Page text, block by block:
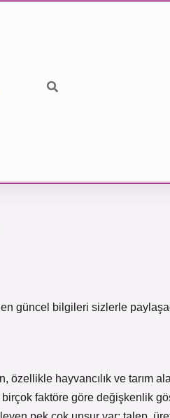
güncel bilgileri sizlerle
özellikle hayvancılık ve tarım
faktöre göre değişkenlik